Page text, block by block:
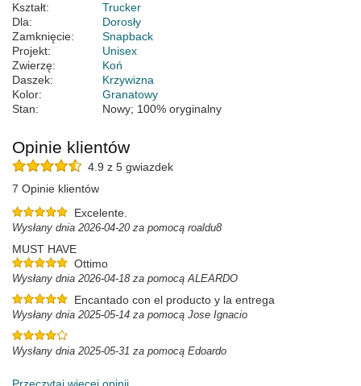
Kształt:
Trucker
Dla:
Dorosły
Zamknięcie:
Snapback
Projekt:
Unisex
Zwierzę:
Koń
Daszek:
Krzywizna
Kolor:
Granatowy
Stan:
Nowy; 100% oryginalny
Opinie klientów
4.9 z 5 gwiazdek
7 Opinie klientów
Excelente.
Wysłany dnia 2026-04-20 za pomocą roaldu8
MUST HAVE
Ottimo
Wysłany dnia 2026-04-18 za pomocą ALEARDO
Encantado con el producto y la entrega
Wysłany dnia 2025-05-14 za pomocą Jose Ignacio
Wysłany dnia 2025-05-31 za pomocą Edoardo